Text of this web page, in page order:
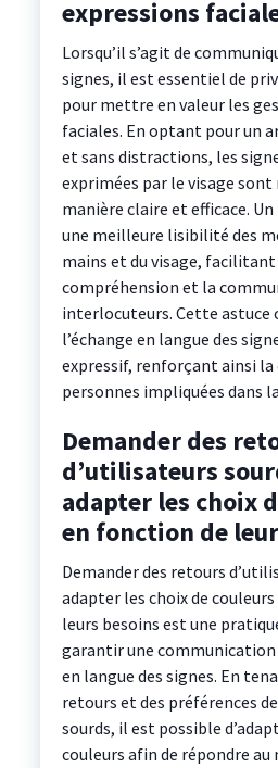
expressions
Lorsqu’il s’agit de
signes, il est essentiel de
pour mettre en valeur les
faciales. En optant pour un
et sans distractions, les
exprimées par le visage sont
manière claire et efficace.
une meilleure lisibilité des
mains et du visage,
compréhension et la
interlocuteurs. Cette astuce
l’échange en langue des
expressif, renforçant ainsi
personnes impliquées dans
Demander des
d’utilisateurs
adapter les choix
en fonction de
Demander des retours
adapter les choix de
leurs besoins est une
garantir une communication
en langue des signes. En
retours et des préférences
sourds, il est possible
couleurs afin de répondre au